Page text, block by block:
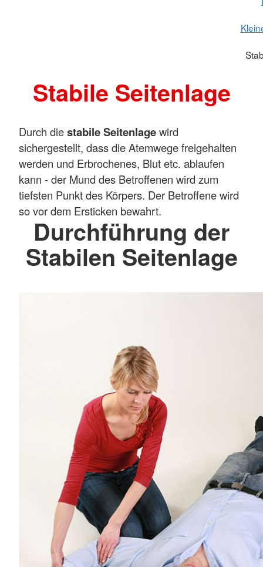
Stabile Seitenlage
Durch diestabile Seitenlagewird
sichergestellt, dass die Atemwege freigehalten
werden und Erbrochenes, Blut etc. ablaufen
kann - der Mund des Betroffenen wird zum
tiefsten Punkt des Körpers. Der Betroffene wird
so vor dem Ersticken bewahrt.
Durchführung der
Stabilen Seitenlage